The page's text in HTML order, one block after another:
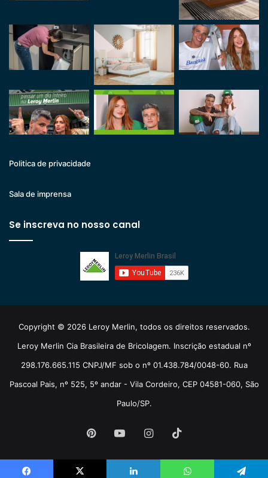
Politica de privacidade
Sala de imprensa
Se inscreva no nosso canal
Copyright © 2026 Leroy Merlin, todos os direitos reservados.
Leroy Merlin Cia Brasileira de Bricolagem. Inscrição estadual nº
298.176.665.115 CNPJ/MF sob o nº 01.438.784/0048-60. Rua
Pascoal Pais, nº 525, 5º andar - Vila Cordeiro, CEP 04581-060, São
Paulo/SP.
PinterestYouTubeInstagram